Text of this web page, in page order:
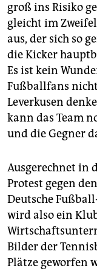
groß ins Risiko
gleicht im
aus, der sich so
die Kicker
Es ist kein
Fußballfans
Leverkusen
kann das Team
und die Gegner
Ausgerechnet in
Protest gegen
Deutsche
wird also ein
Bilder der
Plätze geworfen